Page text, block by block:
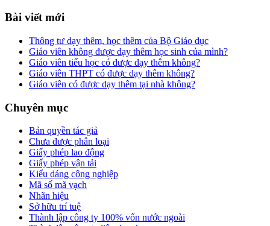
Bài viết mới
Thông tư dạy thêm, học thêm của Bộ Giáo dục
Giáo viên không được dạy thêm học sinh của mình?
Giáo viên tiểu học có được dạy thêm không?
Giáo viên THPT có được dạy thêm không?
Giáo viên có được dạy thêm tại nhà không?
Chuyên mục
Bản quyền tác giả
Chưa được phân loại
Giấy phép lao động
Giấy phép vận tải
Kiểu dáng công nghiệp
Mã số mã vạch
Nhãn hiệu
Sở hữu trí tuệ
Thành lập công ty 100% vốn nước ngoài